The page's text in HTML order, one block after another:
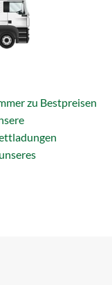
zu Bestpreisen